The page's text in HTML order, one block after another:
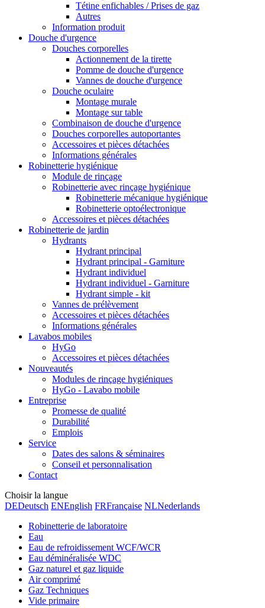
Tétine enfichables / Prises de gaz
Autres
Information produit
Douche d'urgence
Douches corporelles
Actionnement de la tirette
Pomme de douche d'urgence
Vannes de douche d'urgence
Douche oculaire
Montage murale
Montage sur table
Combinaison de douche d'urgence
Douches corporelles autoportantes
Accessoires et pièces détachées
Informations générales
Robinetterie hygiénique
Module de rinçage
Robinetterie avec rinçage hygiénique
Robinetterie mécanique hygiénique
Robinetterie optoélectronique
Accessoires et pièces détachées
Robinetterie de jardin
Hydrants
Hydrant principal
Hydrant principal - Garniture
Hydrant individuel
Hydrant individuel - Garniture
Hydrant simple - kit
Vannes de prélèvement
Accessoires et pièces détachées
Informations générales
Lavabos mobiles
HyGo
Accessoires et pièces détachées
Nouveautés
Modules de rinçage hygiéniques
HyGo - Lavabo mobile
Entreprise
Promesse de qualité
Durabilité
Emplois
Service
Dates des salons & séminaires
Conseil et personnalisation
Contact
Choisir la langue
DEDeutsch ENEnglish FRFrançaise NLNederlands
Robinetterie de laboratoire
Eau
Eau de refroidissement WCF/WCR
Eau déminéralisée WDC
Gaz naturel et gaz liquide
Air comprimé
Gaz Techniques
Vide primaire